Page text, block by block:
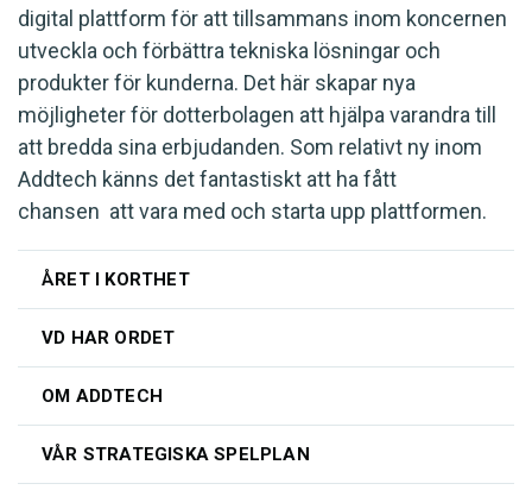
digital plattform för att tillsammans inom koncernen
utveckla och förbättra tekniska lösningar och
produkter för kunderna. Det här skapar nya
möjligheter för dotterbolagen att hjälpa varandra till
att bredda sina erbjudanden. Som relativt ny inom
Addtech känns det fantastiskt att ha fått
chansen att vara med och starta upp plattformen.
ÅRET I KORTHET
VD HAR ORDET
OM ADDTECH
VÅR STRATEGISKA SPELPLAN